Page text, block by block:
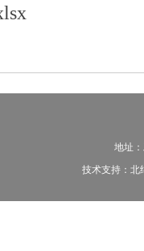
地址
技术支持： 北